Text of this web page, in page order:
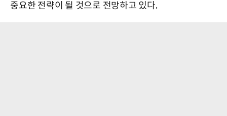
중요한 전략이 될 것으로 전망하고 있다.